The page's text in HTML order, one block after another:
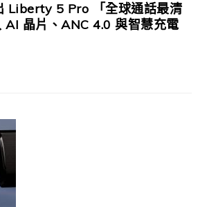
Liberty 5 Pro 「全球通話最清
AI 晶片、ANC 4.0 與智慧充電